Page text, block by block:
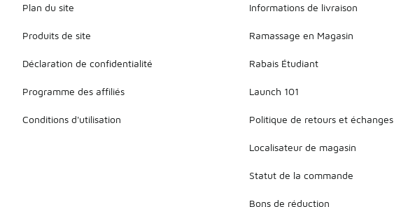
Plan du site
Produits de site
Déclaration de confidentialité
Programme des affiliés
Conditions d'utilisation
Informations de livraison
Ramassage en Magasin
Rabais Étudiant
Launch 101
Politique de retours et échanges
Localisateur de magasin
Statut de la commande
Bons de réduction